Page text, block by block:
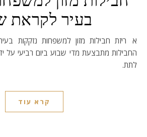
בעיר לקראת
אריזת חבילות מזון למשפחות נזקקות בעיר לקראת שבת חלוקת
החבילות מתבצעת מדי שבוע ביום רביעי על
לתת.
קרא עוד